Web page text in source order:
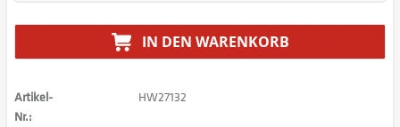
IN DEN WARENKORB
Artikel-
Nr.:
HW27132